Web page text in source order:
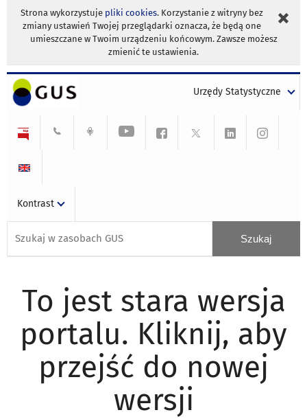
Strona wykorzystuje pliki cookies. Korzystanie z witryny bez
zmiany ustawień Twojej przeglądarki oznacza, że będą one
umieszczane w Twoim urządzeniu końcowym. Zawsze możesz
zmienić te ustawienia.
Urzędy Statystyczne
Kontrast
To jest stara wersja
portalu. Kliknij, aby
przejść do nowej
wersji